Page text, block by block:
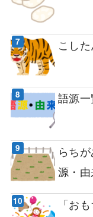
こし
語源
らち
源・
「お